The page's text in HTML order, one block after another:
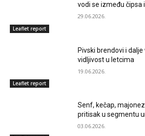
Leaflet report
vodi se između čipsa
29.06.2026.
Leaflet report
Pivski brendovi i
vidljivost u letcima
19.06.2026.
Senf, kečap,
pritisak u segmentu
03.06.2026.